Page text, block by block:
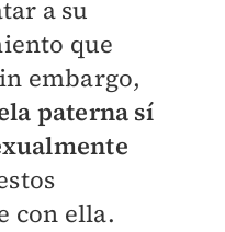
a su
que
embargo,
paterna sí
con ella.